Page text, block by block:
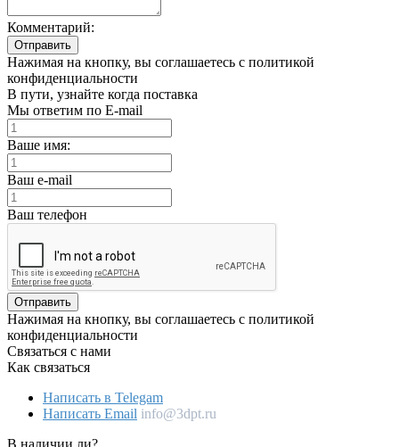
Комментарий:
Отправить
Нажимая на кнопку, вы соглашаетесь с политикой
конфиденциальности
В пути, узнайте когда поставка
Мы ответим по E-mail
Ваше имя:
Ваш e-mail
Ваш телефон
Отправить
Нажимая на кнопку, вы соглашаетесь с политикой
конфиденциальности
Связаться с нами
Как связаться
Написать в Telegam
Написать Email info@3dpt.ru
В наличии ли?